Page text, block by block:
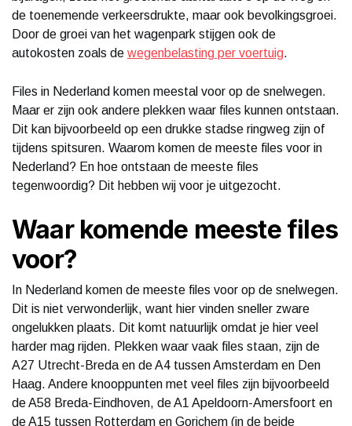
de toenemende verkeersdrukte, maar ook bevolkingsgroei.
Door de groei van het wagenpark stijgen ook de
autokosten zoals de wegenbelasting per voertuig.
Files in Nederland komen meestal voor op de snelwegen.
Maar er zijn ook andere plekken waar files kunnen ontstaan.
Dit kan bijvoorbeeld op een drukke stadse ringweg zijn of
tijdens spitsuren. Waarom komen de meeste files voor in
Nederland? En hoe ontstaan de meeste files
tegenwoordig? Dit hebben wij voor je uitgezocht.
Waar komende meeste files
voor?
In Nederland komen de meeste files voor op de snelwegen.
Dit is niet verwonderlijk, want hier vinden sneller zware
ongelukken plaats. Dit komt natuurlijk omdat je hier veel
harder mag rijden. Plekken waar vaak files staan, zijn de
A27 Utrecht-Breda en de A4 tussen Amsterdam en Den
Haag. Andere knooppunten met veel files zijn bijvoorbeeld
de A58 Breda-Eindhoven, de A1 Apeldoorn-Amersfoort en
de A15 tussen Rotterdam en Gorichem (in de beide